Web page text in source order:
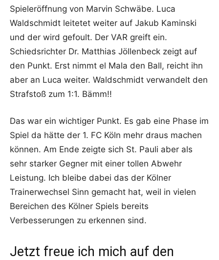
Spieleröffnung von Marvin Schwäbe. Luca
Waldschmidt leitetet weiter auf Jakub Kaminski
und der wird gefoult. Der VAR greift ein.
Schiedsrichter Dr. Matthias Jöllenbeck zeigt auf
den Punkt. Erst nimmt el Mala den Ball, reicht ihn
aber an Luca weiter. Waldschmidt verwandelt den
Strafstoß zum 1:1. Bämm!!
Das war ein wichtiger Punkt. Es gab eine Phase im
Spiel da hätte der 1. FC Köln mehr draus machen
können. Am Ende zeigte sich St. Pauli aber als
sehr starker Gegner mit einer tollen Abwehr
Leistung. Ich bleibe dabei das der Kölner
Trainerwechsel Sinn gemacht hat, weil in vielen
Bereichen des Kölner Spiels bereits
Verbesserungen zu erkennen sind.
Jetzt freue ich mich auf den